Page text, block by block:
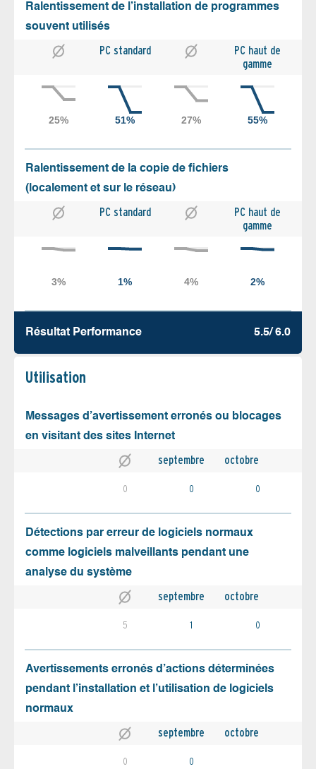
Ralentissement de l’installation de programmes
souvent utilisés
PC standard
PC haut de
gamme
Ralentissement de la copie de fichiers
(localement et sur le réseau)
PC standard
PC haut de
gamme
Résultat Performance 5.5/ 6.0
Utilisation
Messages d’avertissement erronés ou blocages
en visitant des sites Internet
septembre octobre
0 0 0
Détections par erreur de logiciels normaux
comme logiciels malveillants pendant une
analyse du système
septembre octobre
5 1 0
Avertissements erronés d’actions déterminées
pendant l’installation et l’utilisation de logiciels
normaux
septembre octobre
0 0